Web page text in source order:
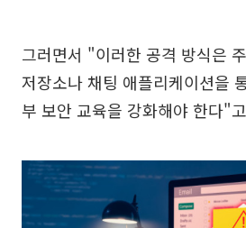
그러면서 "이러한 공격 방식은
저장소나 채팅 애플리케이션을
부 보안 교육을 강화해야 한다"